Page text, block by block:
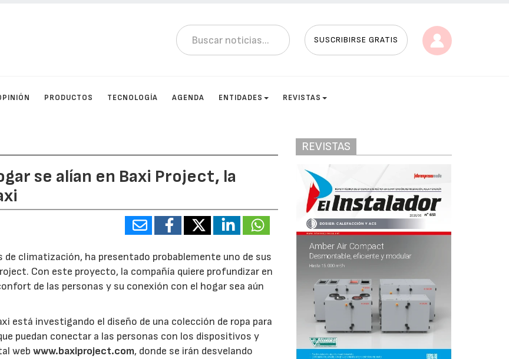
SUSCRIBIRSE GRATIS
PRODUCTOS TECNOLOGÍA AGENDA ENTIDADES REVISTAS
se alían en Baxi Project, la
climatización, ha presentado probablemente uno de sus
Con este proyecto, la compañía quiere profundizar en
de las personas y su conexión con el hogar sea aún
está investigando el diseño de una colección de ropa para
puedan conectar a las personas con los dispositivos y
webwww.baxiproject.com, donde se irán desvelando
REVISTAS